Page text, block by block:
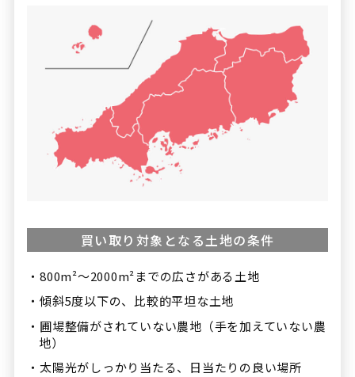
買い取り対象となる土地の条件
800m²～2000m²までの広さがある土地
傾斜5度以下の、比較的平坦な土地
圃場整備がされていない農地（手を加えていない農
地）
太陽光がしっかり当たる、日当たりの良い場所